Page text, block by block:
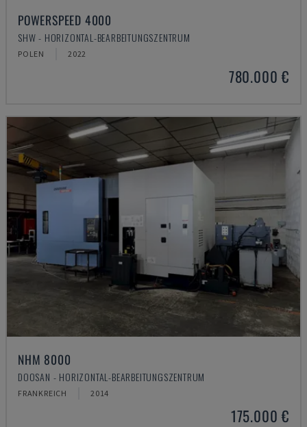
POWERSPEED 4000
SHW - HORIZONTAL-BEARBEITUNGSZENTRUM
POLEN 2022
780.000 €
NHM 8000
DOOSAN - HORIZONTAL-BEARBEITUNGSZENTRUM
FRANKREICH 2014
175.000 €